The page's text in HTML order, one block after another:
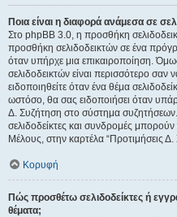
Ποια είναι η διαφορά ανάμεσα σε
Στο phpBB 3.0, η προσθήκη
προσθήκη σελιδοδεικτών σε ένα
όταν υπήρχε μια επικαιροποίηση.
σελιδοδεικτών είναι περισσότερο σαν
ειδοποιηθείτε όταν ένα θέμα
ωστόσο, θα σας ειδοποιήσει όταν
Δ. Συζήτηση στο σύστημα συζητήσεων.
σελιδοδείκτες και συνδρομές
Μέλους, στην καρτέλα “Προτιμήσεις Δ.
Κορυφή
Πώς προσθέτω σελιδοδείκτες ή
θέματα;